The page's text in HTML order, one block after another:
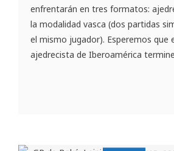
enfrentarán en tres formatos:
la modalidad vasca (dos partidas
el mismo jugador). Esperemos que
ajedrecista de Iberoamérica